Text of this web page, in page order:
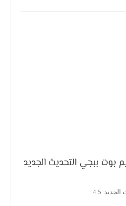
بوت ببجي التحديث الجديد
4.5